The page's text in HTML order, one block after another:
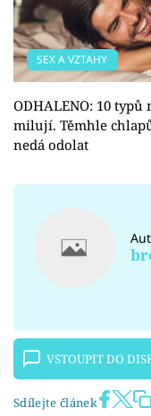
SEX A VZTAHY
ODHALENO: 10
milují. Těmhle
nedá odolat
VSTOUPIT DO
Sdílejte článek